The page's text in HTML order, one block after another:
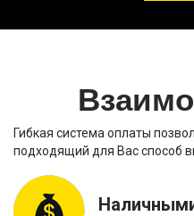
Гибкая система оплаты
подходящий для Вас способ